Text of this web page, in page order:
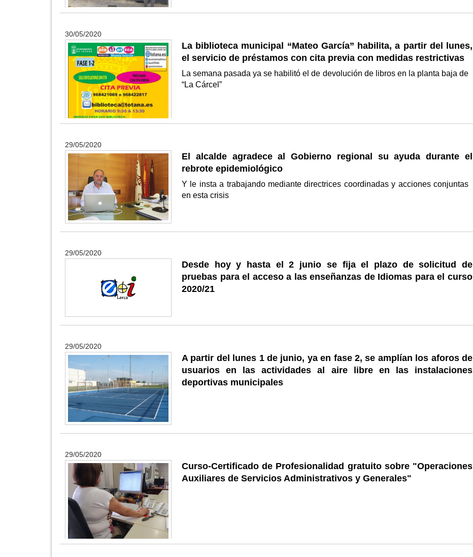
30/05/2020
La biblioteca municipal “Mateo García” habilita, a partir del lunes,
el servicio de préstamos con cita previa con medidas restrictivas
La semana pasada ya se habilitó el de devolución de libros en la planta baja de
“La Cárcel”
29/05/2020
El alcalde agradece al Gobierno regional su ayuda durante el
rebrote epidemiológico
Y le insta a trabajando mediante directrices coordinadas y acciones conjuntas
en esta crisis
29/05/2020
Desde hoy y hasta el 2 junio se fija el plazo de solicitud de
pruebas para el acceso a las enseñanzas de Idiomas para el curso
2020/21
29/05/2020
A partir del lunes 1 de junio, ya en fase 2, se amplían los aforos de
usuarios en las actividades al aire libre en las instalaciones
deportivas municipales
29/05/2020
Curso-Certificado de Profesionalidad gratuito sobre "Operaciones
Auxiliares de Servicios Administrativos y Generales"